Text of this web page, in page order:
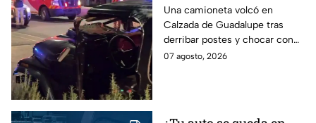
volcadura en Tepeyac
Insurgentes y operativo
en la Juárez, mientras
dormía
Una camioneta volcó en
Calzada de Guadalupe tras
derribar postes y chocar con
un árbol, dejando a tres
07 agosto, 2026